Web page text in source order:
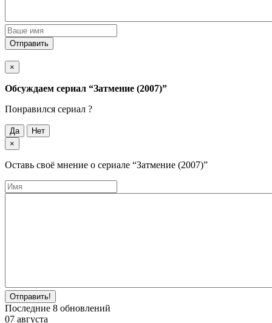
Отправить
×
Обсуждаем cериал “Затмение (2007)”
Понравился cериал ?
Да
Нет
×
Оставь своё мнение о cериале “Затмение (2007)”
Отправить!
Последние 8 обновлений
07 августа